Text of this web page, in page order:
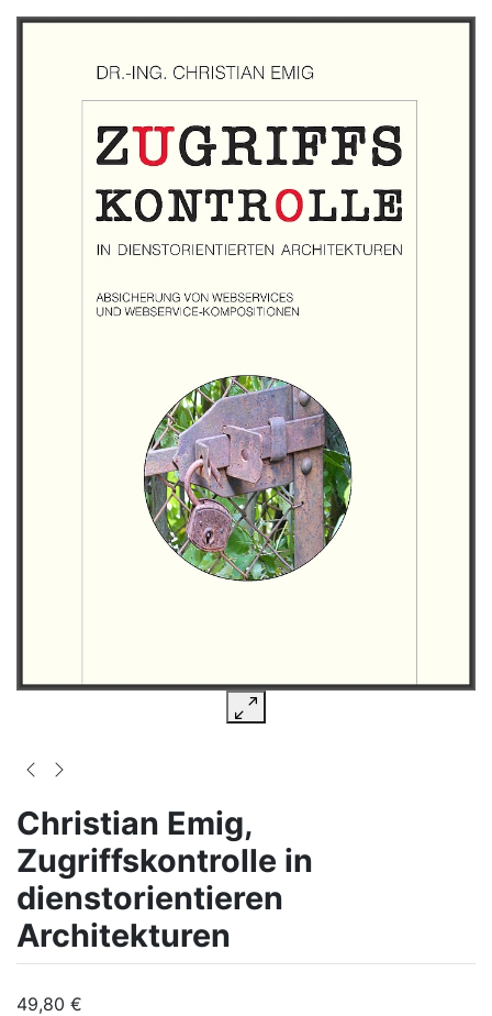
Christian Emig,
Zugriffskontrolle in
dienstorientieren
Architekturen
49,80 €